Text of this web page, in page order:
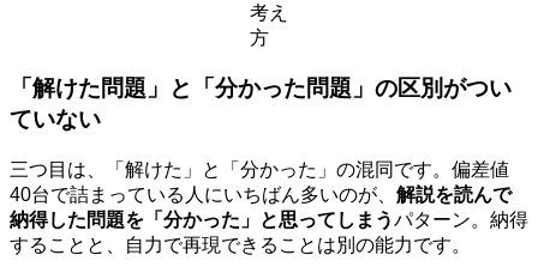
考え
方
「解けた問題」と「分かった問題」の区別がつい
ていない
三つ目は、「解けた」と「分かった」の混同です。偏差値
40台で詰まっている人にいちばん多いのが、 解説を読んで
納得した問題を「分かった」と思ってしまうパターン。納得
することと、自力で再現できることは別の能力です。